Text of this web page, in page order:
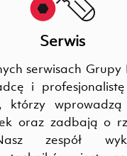
Serwis
serwisach Grupy
i
którzy
oraz zadbają o
zespół